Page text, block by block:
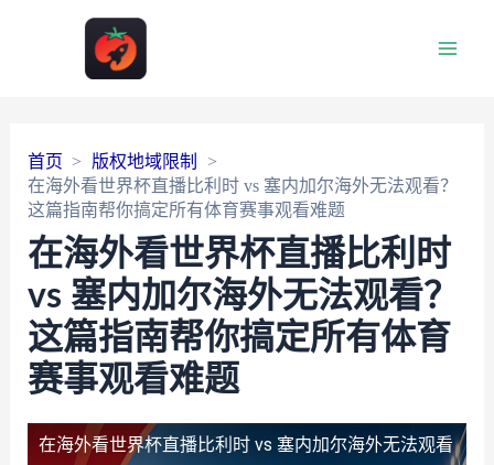
首页
版权地域限制
在海外看世界杯直播比利时 vs 塞内加尔海外无法观看？
这篇指南帮你搞定所有体育赛事观看难题
在海外看世界杯直播比利时
vs 塞内加尔海外无法观看？
这篇指南帮你搞定所有体育
赛事观看难题
在海外看世界杯直播比利时 vs 塞内加尔海外无法观看